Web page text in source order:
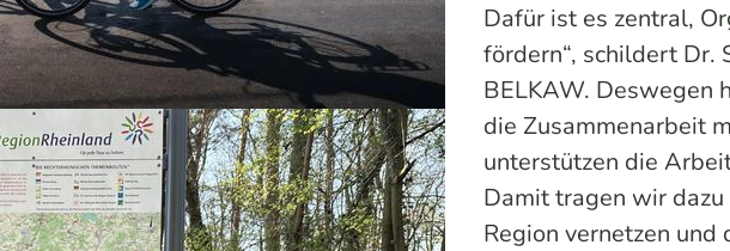
Dafür ist es zentral,
fördern“, schildert Dr.
BELKAW. Deswegen
die Zusammenarbeit
unterstützen die
Damit tragen wir
Region vernetzen